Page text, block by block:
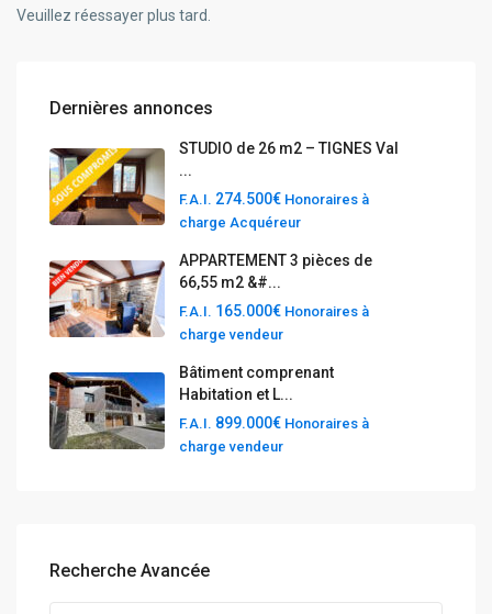
Veuillez réessayer plus tard.
Dernières annonces
STUDIO de 26 m2 – TIGNES Val
...
F.A.I. 274.500€ Honoraires à
charge Acquéreur
APPARTEMENT 3 pièces de
66,55 m2 &#...
F.A.I. 165.000€ Honoraires à
charge vendeur
Bâtiment comprenant
Habitation et L...
F.A.I. 899.000€ Honoraires à
charge vendeur
Recherche Avancée